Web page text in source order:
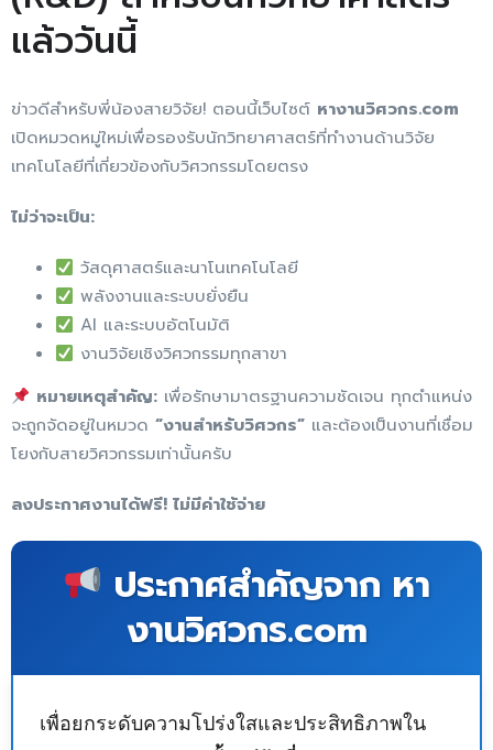
แล้ววันนี้
ข่าวดีสำหรับพี่น้องสายวิจัย! ตอนนี้เว็บไซต์ หางานวิศวกร.com
เปิดหมวดหมู่ใหม่เพื่อรองรับนักวิทยาศาสตร์ที่ทำงานด้านวิจัย
เทคโนโลยีที่เกี่ยวข้องกับวิศวกรรมโดยตรง
ไม่ว่าจะเป็น:
วัสดุศาสตร์และนาโนเทคโนโลยี
พลังงานและระบบยั่งยืน
AI และระบบอัตโนมัติ
งานวิจัยเชิงวิศวกรรมทุกสาขา
หมายเหตุสำคัญ: เพื่อรักษามาตรฐานความชัดเจน ทุกตำแหน่ง
จะถูกจัดอยู่ในหมวด “งานสำหรับวิศวกร” และต้องเป็นงานที่เชื่อม
โยงกับสายวิศวกรรมเท่านั้นครับ
ลงประกาศงานได้ฟรี! ไม่มีค่าใช้จ่าย
ประกาศสำคัญจาก หา
งานวิศวกร.com
เพื่อยกระดับความโปร่งใสและประสิทธิภาพใน